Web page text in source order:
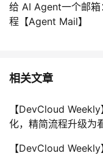
给 AI Agent一个邮
程【Agent Mail】
相关文章
【DevCloud
化，精简流程升级为
【DevCloud